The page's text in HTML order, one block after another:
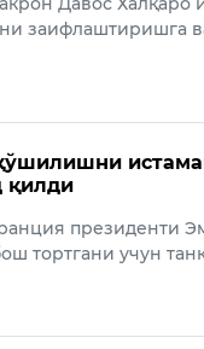
заифлаштиришга
қилди
президенти
тортгани учун